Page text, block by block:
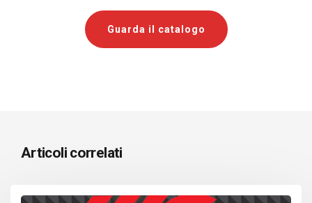
Guarda il catalogo
Articoli correlati